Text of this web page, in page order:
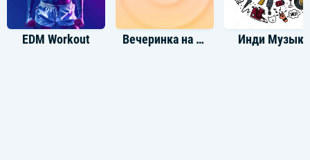
EDM Workout Вечеринка на закате Инди Музыка